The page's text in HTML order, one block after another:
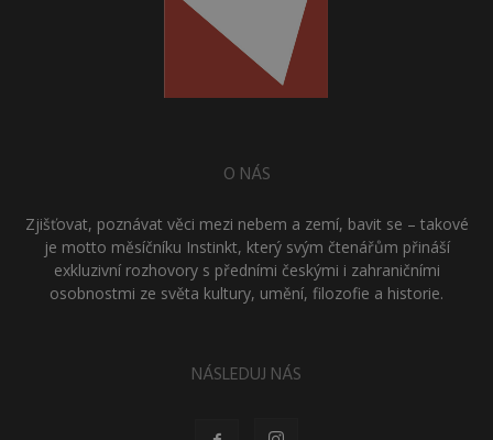
O NÁS
Zjišťovat, poznávat věci mezi nebem a zemí, bavit se – takové
je motto měsíčníku Instinkt, který svým čtenářům přináší
exkluzivní rozhovory s předními českými i zahraničními
osobnostmi ze světa kultury, umění, filozofie a historie.
NÁSLEDUJ NÁS